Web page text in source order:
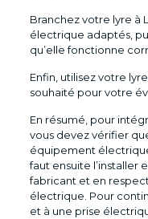
Branchez votre lyre à
électrique adaptés,
qu’elle fonctionne
Enfin, utilisez votre
souhaité pour votre
En résumé, pour
vous devez vérifier
équipement
faut ensuite l’installer
fabricant et en
électrique. Pour
et à une prise